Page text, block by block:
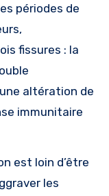
périodes de
fissures : la
altération de
immunitaire
est loin d’être
les